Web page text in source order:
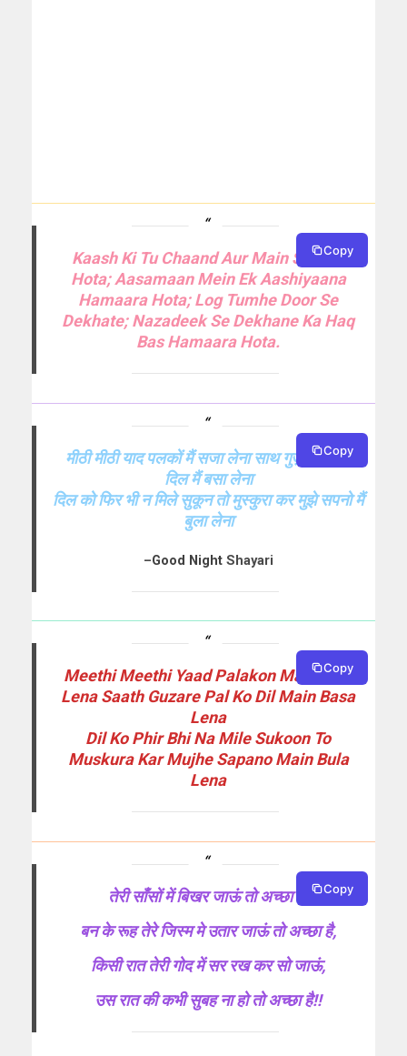
Kaash Ki Tu Chaand Aur Main Sitaara
Hota; Aasamaan Mein Ek Aashiyaana
Hamaara Hota; Log Tumhe Door Se
Dekhate; Nazadeek Se Dekhane Ka Haq
Bas Hamaara Hota.
Copy
मीठी मीठी याद पलकों मैं सजा लेना साथ गुज़रे पल को
दिल मैं बसा लेना
दिल को फिर भी न मिले सुकून तो मुस्कुरा कर मुझे सपनो मैं
बुला लेना
–Good NightShayari
Copy
Meethi Meethi Yaad Palakon Main Saja
Lena Saath Guzare Pal Ko Dil Main Basa
Lena
Dil Ko Phir Bhi Na Mile Sukoon To
Muskura Kar Mujhe Sapano Main Bula
Lena
Copy
तेरी साँसों में बिखर जाऊं तो अच्छा है,
बन के रूह तेरे जिस्म मे उतार जाऊं तो अच्छा है,
किसी रात तेरी गोद में सर रख कर सो जाऊं,
उस रात की कभी सुबह ना हो तो अच्छा है!!
Copy